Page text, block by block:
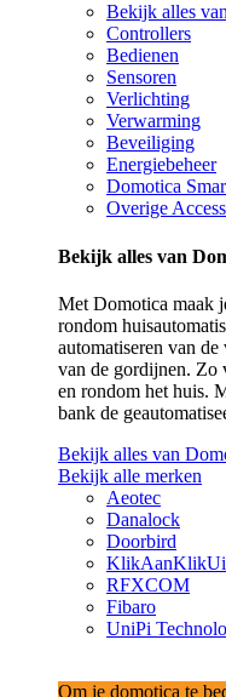
Bekijk alles
Controllers
Bedienen
Sensoren
Verlichting
Verwarming
Beveiliging
Energiebeheer
Domotica
Overige
Bekijk alles van
Met Domotica maak
rondom
automatiseren van
van de gordijnen. Zo
en rondom het huis.
bank de
Bekijk alles van
Bekijk alle merken
Aeotec
Danalock
Doorbird
RFXCOM
Fibaro
UniPi
Om je domotica te